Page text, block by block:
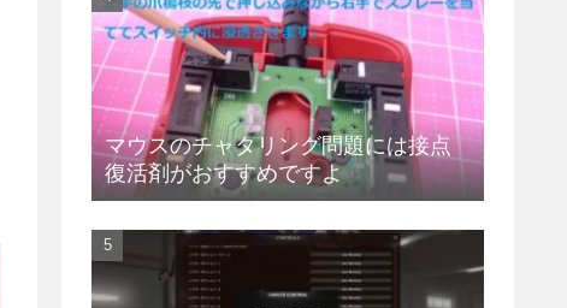
マウスのチャタリング問題には接点
復活剤がおすすめですよ